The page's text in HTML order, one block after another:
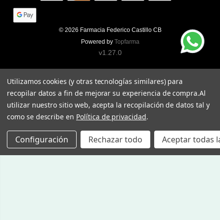
© 2026 Farmacia Federico Castillo CB
Powered by Topfarma
v1.27.0
Utilizamos cookies (y otras tecnologías similares) para
recopilar datos a fin de mejorar su experiencia de compra.Al
utilizar nuestro sitio web, acepta la recopilación de datos tal y
como se describe en Política de privacidad.
Configuración Rechazar todo Aceptar todas